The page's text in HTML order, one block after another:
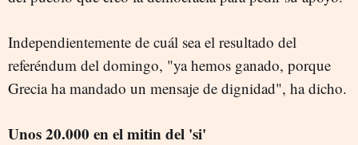
Independientemente de cuál sea el resultado del
referéndum del domingo, "ya hemos ganado, porque
Grecia ha mandado un mensaje de dignidad", ha dicho.
Unos 20.000 en el mitin del 'si'